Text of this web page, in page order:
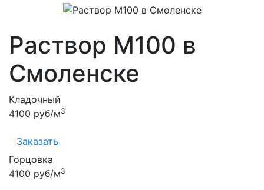
Раствор М100 в
Смоленске
Кладочный
4100 руб/м3
Заказать
Горцовка
4100 руб/м3